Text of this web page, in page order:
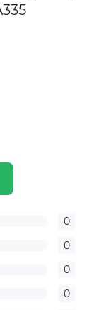
0
0
0
0